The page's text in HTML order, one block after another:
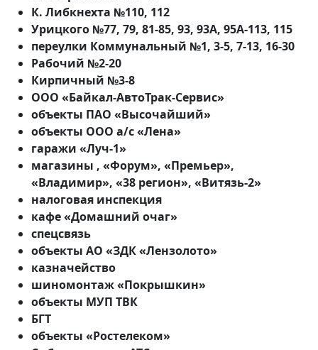
К. Либкнехта №110, 112
Урицкого №77, 79, 81-85, 93, 93А, 95А-113, 115
переулки Коммунальный №1, 3-5, 7-13, 16-30
Рабочий №2-20
Кирпичный №3-8
ООО «Байкал-АвтоТрак-Сервис»
объекты ПАО «Высочайший»
объекты ООО а/с «Лена»
гаражи «Луч-1»
магазины , «Форум», «Премьер»,
«Владимир», «38 регион», «Витязь-2»
налоговая инспекция
кафе «Домашний очаг»
спецсвязь
объекты АО «ЗДК «Лензолото»
казначейство
шиномонтаж «Покрышкин»
объекты МУП ТВК
БГТ
объекты «Ростелеком»